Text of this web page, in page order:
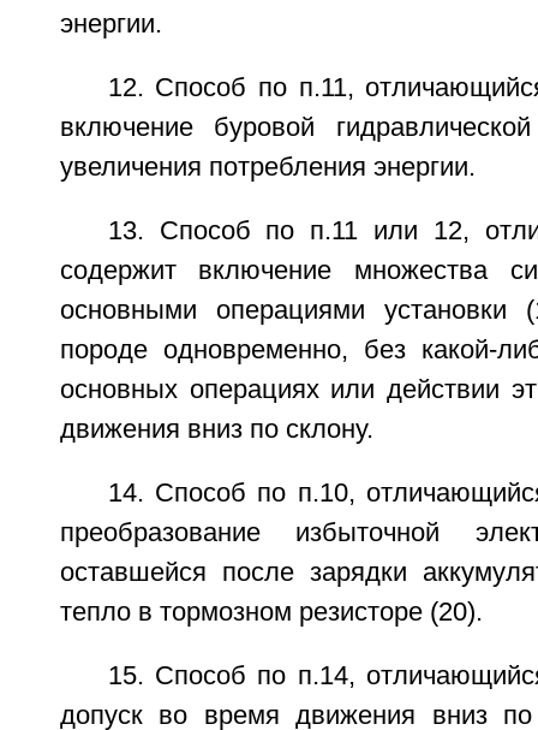
энергии.
12. Способ по п.11,
включение буровой
увеличения потребления энергии.
13. Способ по п.11 или 12,
содержит включение множества
основными операциями
породе одновременно, без какой-
основных операциях или действии
движения вниз по склону.
14. Способ по п.10,
преобразование избыточной
оставшейся после зарядки
тепло в тормозном резисторе (20).
15. Способ по п.14,
допуск во время движения вниз по